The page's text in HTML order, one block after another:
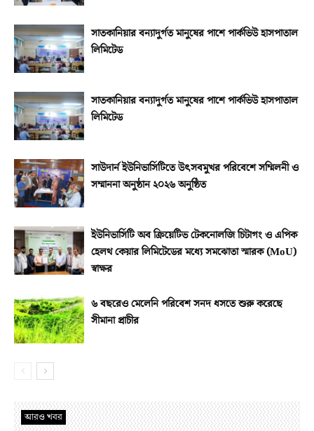
সাতকানিয়ার বন্যাদুর্গত মানুষের পাশে পার্কভিউ হাসপাতাল
লিমিটেড
সাতকানিয়ার বন্যাদুর্গত মানুষের পাশে পার্কভিউ হাসপাতাল
লিমিটেড
সাউদার্ন ইউনিভার্সিটিতে উৎসবমুখর পরিবেশে সম্মিলনী ও
সম্মাননা অনুষ্ঠান ২০২৬ অনুষ্ঠিত
ইউনিভার্সিটি অব ক্রিয়েটিভ টেকনোলজি চিটাগং ও এপিক
হেলথ কেয়ার লিমিটেডের মধ্যে সমঝোতা স্মারক (MoU)
স্বাক্ষর
৬ বছরেও মেলেনি পরিবেশ সনদ ধসতে শুরু করেছে
সীমানা প্রাচীর
আরও খবর